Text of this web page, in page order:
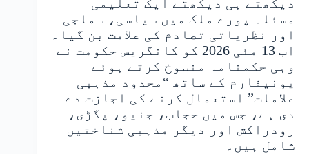
مسئلہ پورے ملک میں سیاسی، سماجی
اور نظریاتی تصادم کی علامت بن گیا۔
اب 13 مئی 2026 کو کانگریس حکومت نے
وہی حکمنامہ منسوخ کرتے ہوئے
یونیفارم کے ساتھ “محدود مذہبی
علامات” استعمال کرنے کی اجازت دے
دی ہے، جس میں حجاب، جنیو، پگڑی،
رودراکش اور دیگر مذہبی شناختیں
شامل ہیں۔